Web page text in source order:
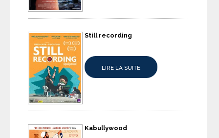
Still recording
LIRE LA SUITE
Kabullywood